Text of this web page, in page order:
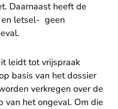
Daarnaast heeft de
en letsel- geen
leidt tot vrijspraak
basis van het dossier
verkregen over de
van het ongeval. Om die